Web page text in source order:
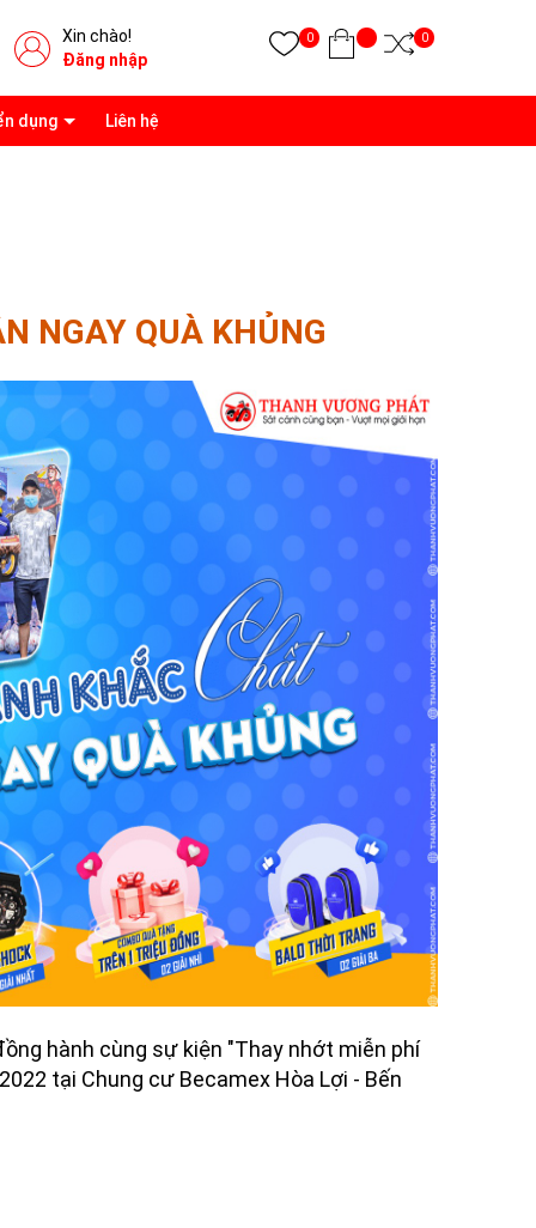
Xin chào!
Đăng nhập
0 0
dụng Liên hệ
NGAY QUÀ KHỦNG
hành cùng sự kiện "Thay nhớt miễn phí
tại Chung cư Becamex Hòa Lợi - Bến